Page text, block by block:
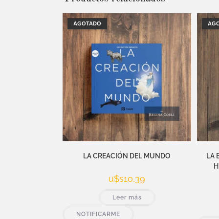
AGOTADO
LA CREACIÓN DEL MUNDO
u$s10,39
Leer más
NOTIFICARME
LA